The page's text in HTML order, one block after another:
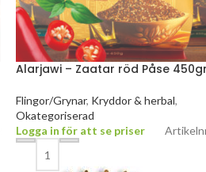
Alarjawi – Zaatar röd Påse
Flingor/Grynar, Kryddor & herbal,
Okategoriserad
Logga in för att se priser